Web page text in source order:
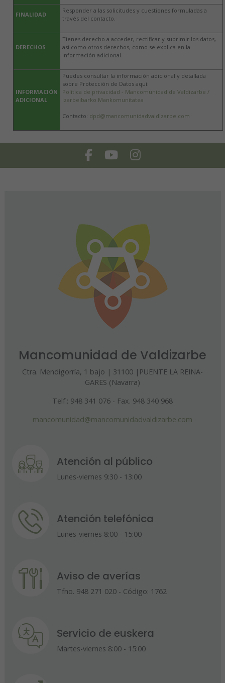
FINALIDAD
Responder a las solicitudes y cuestiones formuladas a
través del contacto.
DERECHOS
Tienes derecho a acceder, rectificar y suprimir los datos,
así como otros derechos, como se explica en la
información adicional.
INFORMACIÓN
ADICIONAL
Puedes consultar la información adicional y detallada
sobre Protección de Datos aquí:
Política de privacidad - Mancomunidad de Valdizarbe /
Izarbeibarko Mankomunitatea
Contacto: dpd@mancomunidadvaldizarbe.com
FacebookYoutubeInstagram
Mancomunidad de Valdizarbe
Ctra. Mendigorría, 1 bajo | 31100 |PUENTE LA REINA-
GARES (Navarra)
Telf.: 948 341 076 - Fax. 948 340 968
mancomunidad@mancomunidadvaldizarbe.com
Atención al público
Lunes-viernes 9:30 - 13:00
Atención telefónica
Lunes-viernes 8:00 - 15:00
Aviso de averías
Tfno. 948 271 020 - Código: 1762
Servicio de euskera
Martes-viernes 8:00 - 15:00